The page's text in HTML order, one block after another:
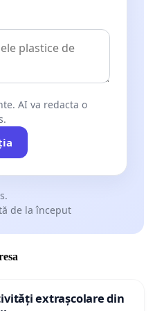
AI va redacta o
de la început
extrașcolare din